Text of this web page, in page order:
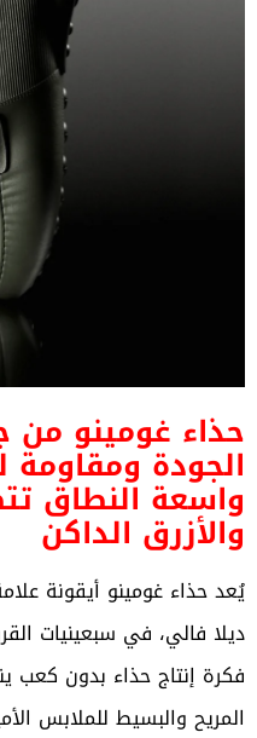
حذاء غومينو من
الجودة ومقاومة
واسعة النطاق
والأزرق الداكن
يُعد حذاء غومينو أيقونة
ديلا فالي، في سبعينيات
فكرة إنتاج حذاء بدون كعب
المريح والبسيط للملابس